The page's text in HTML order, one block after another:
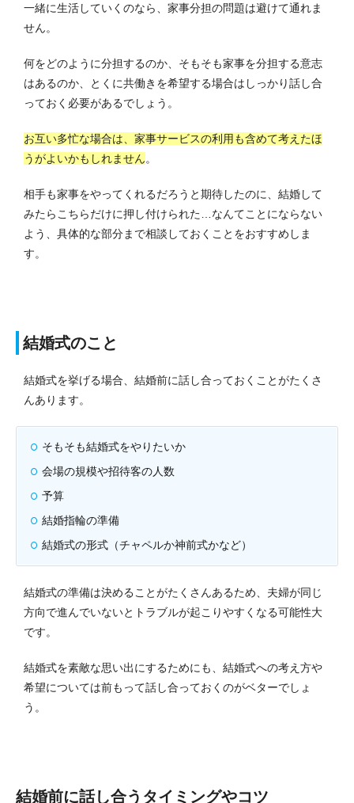
一緒に生活していくのなら、家事分担の問題は避けて通れま
せん。
何をどのように分担するのか、そもそも家事を分担する意志
はあるのか、とくに共働きを希望する場合はしっかり話し合
っておく必要があるでしょう。
お互い多忙な場合は、家事サービスの利用も含めて考えたほ
うがよいかもしれません。
相手も家事をやってくれるだろうと期待したのに、結婚して
みたらこちらだけに押し付けられた…なんてことにならない
よう、具体的な部分まで相談しておくことをおすすめしま
す。
結婚式のこと
結婚式を挙げる場合、結婚前に話し合っておくことがたくさ
んあります。
そもそも結婚式をやりたいか
会場の規模や招待客の人数
予算
結婚指輪の準備
結婚式の形式（チャペルか神前式かなど）
結婚式の準備は決めることがたくさんあるため、夫婦が同じ
方向で進んでいないとトラブルが起こりやすくなる可能性大
です。
結婚式を素敵な思い出にするためにも、結婚式への考え方や
希望については前もって話し合っておくのがベターでしょ
う。
結婚前に話し合うタイミングやコツ